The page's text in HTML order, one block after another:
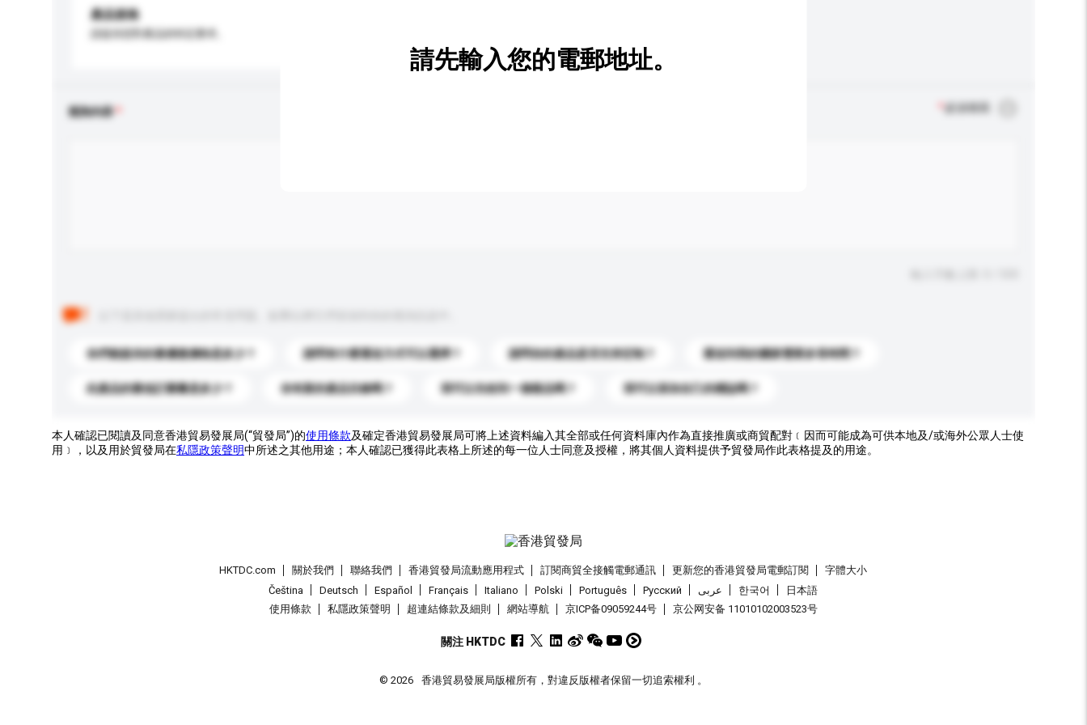
產品規格
查詢內容
你們能提供的最優惠價格是多少？ 請問有什麼運送方式可以選擇？ 請問你的產品是否支持定制？ 運送到我的國家需要多長時間？
此產品的最低訂購量是多少？ 你有新的產品目錄嗎？ 我可以先收到一個樣品嗎？ 我可以添加自己的標誌嗎？
請先輸入您的電郵地址。
本人確認已閱讀及同意香港貿易發展局(“貿發局”)的使用條款及確定香港貿易發展局可將上述資料編入其全部或任何資料庫內作為直接推廣或商貿配對﹝因而可能成為可供本地及/或海外公眾人士使
用﹞，以及用於貿發局在私隱政策聲明中所述之其他用途；本人確認已獲得此表格上所述的每一位人士同意及授權，將其個人資料提供予貿發局作此表格提及的用途。
HKTDC.com 關於我們 聯絡我們 香港貿發局流動應用程式 訂閱商貿全接觸電郵通訊 更新您的香港貿發局電郵訂閱
字體大小
Čeština
Deutsch Español Français Italiano Polski Português Pусский عربى 한국어
日本語
使用條款
私隱政策聲明 超連結條款及細則 網站導航 京ICP备09059244号 京公网安备 11010102003523号
關注 HKTDC
© 2026 香港貿易發展局版權所有，對違反版權者保留一切追索權利 。